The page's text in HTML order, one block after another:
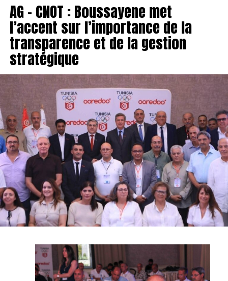
AG – CNOT : Boussayene met
l’accent sur l’importance de la
transparence et de la gestion
stratégique